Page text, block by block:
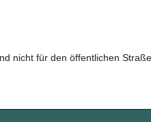
nicht für den öffentlichen